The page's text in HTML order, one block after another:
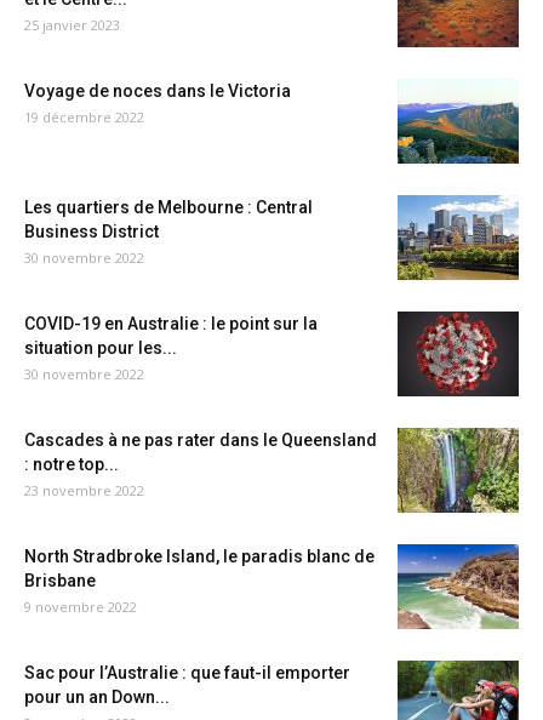
25 janvier 2023
Voyage de noces dans le Victoria
19 décembre 2022
Les quartiers de Melbourne : Central
Business District
30 novembre 2022
COVID-19 en Australie : le point sur la
situation pour les...
30 novembre 2022
Cascades à ne pas rater dans le Queensland
: notre top...
23 novembre 2022
North Stradbroke Island, le paradis blanc de
Brisbane
9 novembre 2022
Sac pour l’Australie : que faut-il emporter
pour un an Down...